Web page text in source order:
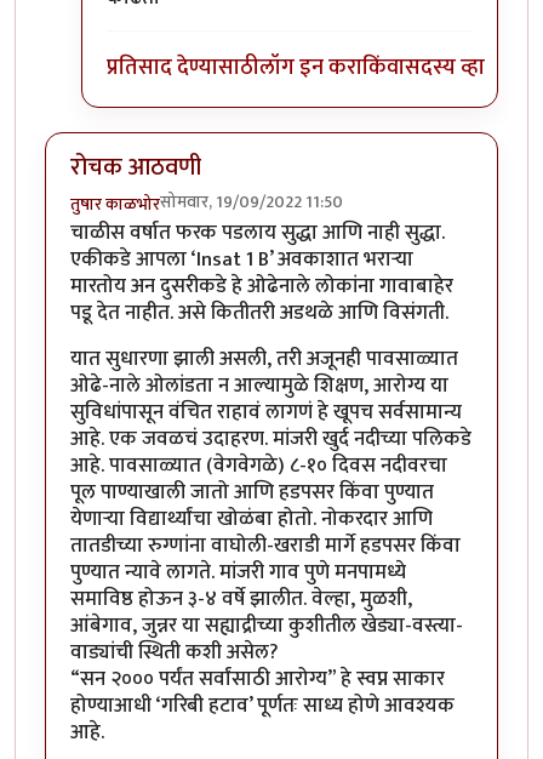
प्रतिसाद देण्यासाठीलॉग इन कराकिंवासदस्य व्हा
रोचक आठवणी
तुषार काळभोरसोमवार, 19/09/2022 11:50
चाळीस वर्षात फरक पडलाय सुद्धा आणि नाही सुद्धा.
एकीकडे आपला ‘Insat 1 B’ अवकाशात भराऱ्या
मारतोय अन दुसरीकडे हे ओढेनाले लोकांना गावाबाहेर
पडू देत नाहीत. असे कितीतरी अडथळे आणि विसंगती.
यात सुधारणा झाली असली, तरी अजूनही पावसाळ्यात
ओढे-नाले ओलांडता न आल्यामुळे शिक्षण, आरोग्य या
सुविधांपासून वंचित राहावं लागणं हे खूपच सर्वसामान्य
आहे. एक जवळचं उदाहरण. मांजरी खुर्द नदीच्या पलिकडे
आहे. पावसाळ्यात (वेगवेगळे) ८-१० दिवस नदीवरचा
पूल पाण्याखाली जातो आणि हडपसर किंवा पुण्यात
येणार्‍या विद्यार्थ्यांचा खोळंबा होतो. नोकरदार आणि
तातडीच्या रुग्णांना वाघोली-खराडी मार्गे हडपसर किंवा
पुण्यात न्यावे लागते. मांजरी गाव पुणे मनपामध्ये
समाविष्ठ होऊन ३-४ वर्षे झालीत. वेल्हा, मुळशी,
आंबेगाव, जुन्नर या सह्याद्रीच्या कुशीतील खेड्या-वस्त्या-
वाड्यांची स्थिती कशी असेल?
“सन २००० पर्यंत सर्वांसाठी आरोग्य” हे स्वप्न साकार
होण्याआधी ‘गरिबी हटाव’ पूर्णतः साध्य होणे आवश्यक
आहे.